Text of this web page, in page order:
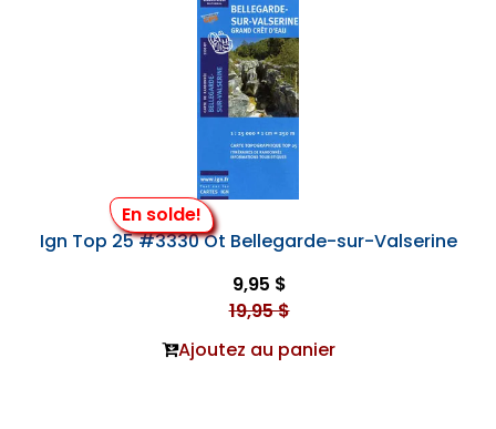
En solde!
Ign Top 25 #3330 Ot Bellegarde-sur-Valserine
9,95 $
19,95 $
Ajoutez au panier